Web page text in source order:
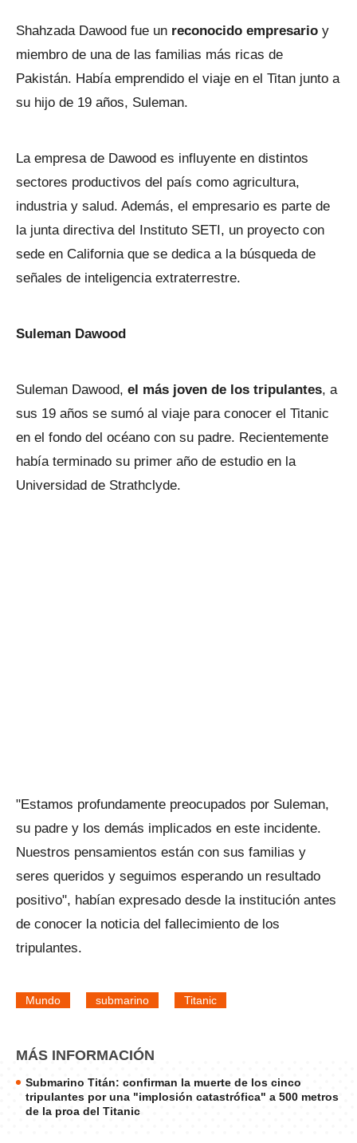
Shahzada Dawood fue un reconocido empresario y
miembro de una de las familias más ricas de
Pakistán. Había emprendido el viaje en el Titan junto a
su hijo de 19 años, Suleman.
La empresa de Dawood es influyente en distintos
sectores productivos del país como agricultura,
industria y salud. Además, el empresario es parte de
la junta directiva del Instituto SETI, un proyecto con
sede en California que se dedica a la búsqueda de
señales de inteligencia extraterrestre.
Suleman Dawood
Suleman Dawood, el más joven de los tripulantes, a
sus 19 años se sumó al viaje para conocer el Titanic
en el fondo del océano con su padre. Recientemente
había terminado su primer año de estudio en la
Universidad de Strathclyde.
"Estamos profundamente preocupados por Suleman,
su padre y los demás implicados en este incidente.
Nuestros pensamientos están con sus familias y
seres queridos y seguimos esperando un resultado
positivo", habían expresado desde la institución antes
de conocer la noticia del fallecimiento de los
tripulantes.
Mundo submarino Titanic
MÁS INFORMACIÓN
Submarino Titán: confirman la muerte de los cinco
tripulantes por una "implosión catastrófica" a 500 metros
de la proa del Titanic